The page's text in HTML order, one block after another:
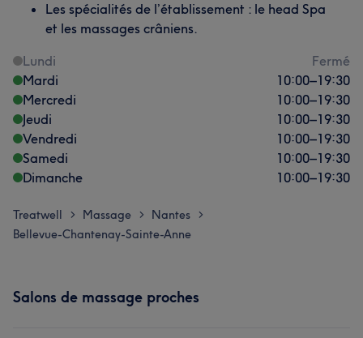
Les spécialités de l’établissement : le head Spa
et les massages crâniens.
Lundi
Fermé
Mardi
10:00–19:30
Mercredi
10:00–19:30
Jeudi
10:00–19:30
Vendredi
10:00–19:30
Samedi
10:00–19:30
Dimanche
10:00–19:30
Treatwell > Massage > Nantes >
Bellevue-Chantenay-Sainte-Anne
Salons de massage proches